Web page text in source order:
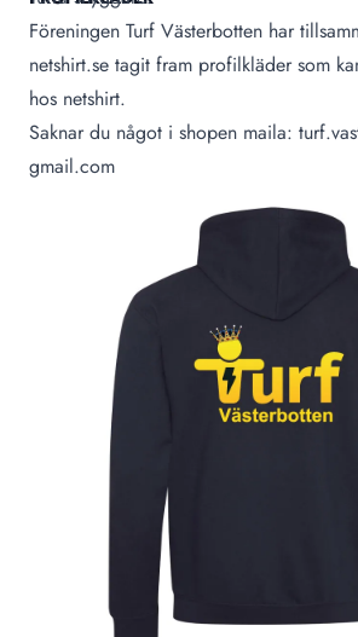
Föreningen Turf Västerbotten har
netshirt.se tagit fram profilkläder som
hos netshirt.
Saknar du något i shopen maila:
gmail.com